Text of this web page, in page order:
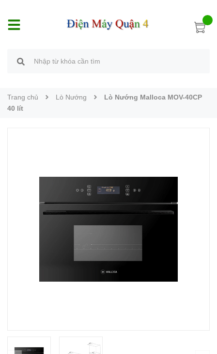
Trang chủ Lò Nướng
Lò Nướng Malloca MOV-40CP
40 lít